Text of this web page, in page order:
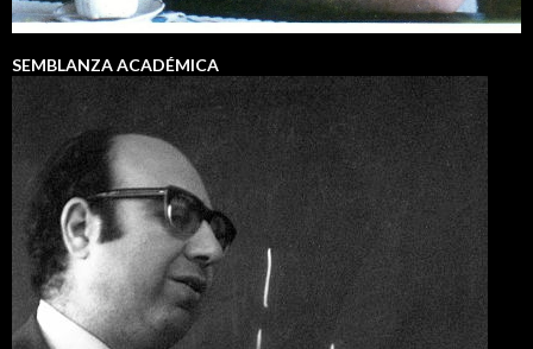
SEMBLANZA ACADÉMICA